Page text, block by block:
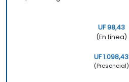
UF 98,43
(En línea)
UF 1.098,43
(Presencial)